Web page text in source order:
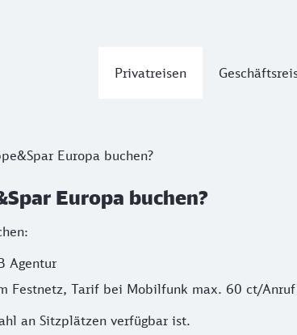
Privatreisen
Europa buchen?
Europa buchen?
Agentur
Festnetz, Tarif bei Mobilfunk max. 60 ct/
an Sitzplätzen verfügbar ist.